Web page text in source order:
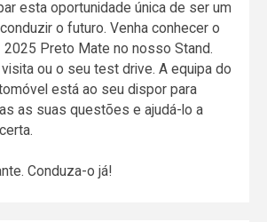
esta oportunidade única de ser um
o futuro. Venha conhecer o
2025 Preto Mate no nosso Stand.
ou o seu test drive. A equipa do
está ao seu dispor para
as suas questões e ajudá-lo a
Conduza-o já!